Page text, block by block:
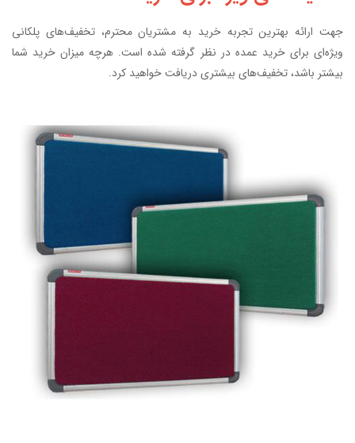
جهت ارائه بهترین تجربه خرید به مشتریان محترم، تخفیف‌های پلکانی
ویژه‌ای برای خرید عمده در نظر گرفته شده است. هرچه میزان خرید شما
بیشتر باشد، تخفیف‌های بیشتری دریافت خواهید کرد.